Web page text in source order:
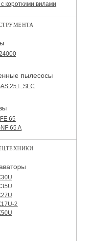
короткими вилами
пылесосы
25 L SFC
65
65 A
2